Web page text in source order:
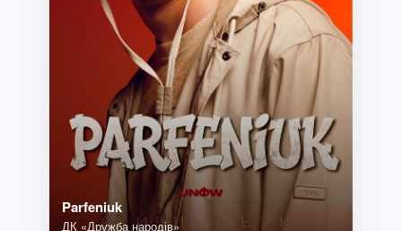
Parfeniuk
ДК «Дружба народів»